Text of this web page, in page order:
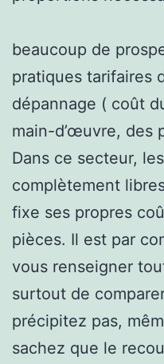
beaucoup de
pratiques tarifaires
dépannage ( coût
main-d’œuvre, des
Dans ce secteur,
complètement
fixe ses propres
pièces. Il est par
vous renseigner
surtout de
précipitez pas,
sachez que le